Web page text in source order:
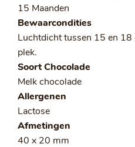
15 Maanden
Bewaarcondities
Luchtdicht tussen 15 en 18
plek.
Soort Chocolade
Melk chocolade
Allergenen
Lactose
Afmetingen
40 x 20 mm